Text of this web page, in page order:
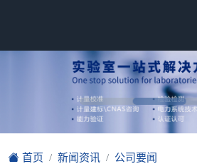
首页 新闻资讯 公司要闻